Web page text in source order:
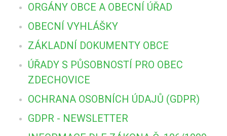
ORGÁNY OBCE A OBECNÍ ÚŘAD
OBECNÍ VYHLÁŠKY
ZÁKLADNÍ DOKUMENTY OBCE
ÚŘADY S PŮSOBNOSTÍ PRO OBEC
ZDECHOVICE
OCHRANA OSOBNÍCH ÚDAJŮ (GDPR)
GDPR - NEWSLETTER